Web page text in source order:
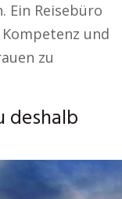
Ein Reisebüro
und
zu
deshalb